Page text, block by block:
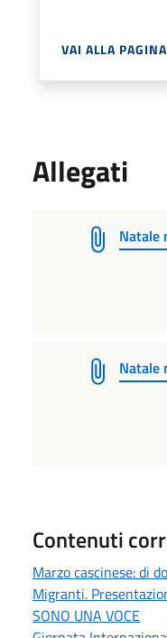
VAI ALLA PAGINA
Allegati
Natale
Natale
Contenuti
Marzo cascinese: di
Migranti.
SONO UNA VOCE